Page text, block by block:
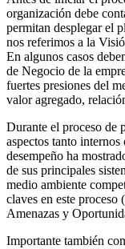
organización debe
permitan desplegar el
nos referimos a la
En algunos casos
de Negocio de la
fuertes presiones del
valor agregado,
Durante el proceso de
aspectos tanto
desempeño ha
de sus principales
medio ambiente
claves en este
Amenazas y
Importante también